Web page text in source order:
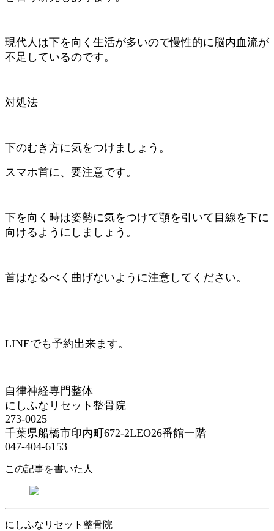
現代人は下を向く生活が多いので慢性的に脳内血流が
不足しているのです。
対処法
下のむき方に気をつけましょう。
スマホ首に、要注意です。
下を向く時は姿勢に気をつけて顎を引いて目線を下に
向けるようにしましょう。
首はなるべく曲げないように注意してください。
LINEでも予約出来ます。
自律神経専門整体
にしふなリセット整骨院
273-0025
千葉県船橋市印内町672-2LEO26番館一階
047-404-6153
この記事を書いた人
にしふなリセット整骨院